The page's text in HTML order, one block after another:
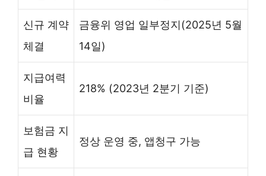
신규 계약
체결
금융위 영업 일부정지(2025년 5월
14일)
지급여력
비율
218% (2023년 2분기 기준)
보험금 지
급 현황
정상 운영 중, 앱청구 가능